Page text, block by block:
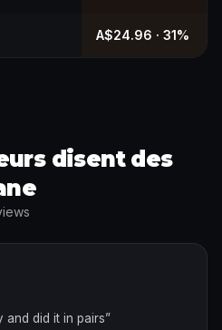
A$24.96 · 31%
disent des
and did it in pairs”